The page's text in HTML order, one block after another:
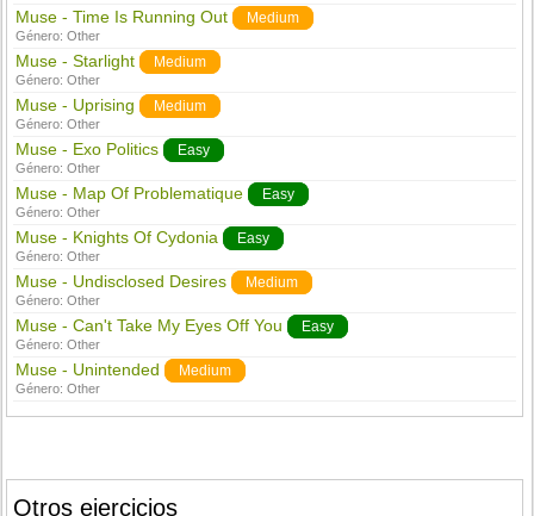
Muse - Time Is Running Out Medium
Género:Other
Muse - Starlight Medium
Género:Other
Muse - Uprising Medium
Género:Other
Muse - Exo Politics Easy
Género:Other
Muse - Map Of Problematique Easy
Género:Other
Muse - Knights Of Cydonia Easy
Género:Other
Muse - Undisclosed Desires Medium
Género:Other
Muse - Can't Take My Eyes Off You Easy
Género:Other
Muse - Unintended Medium
Género:Other
Otros ejercicios